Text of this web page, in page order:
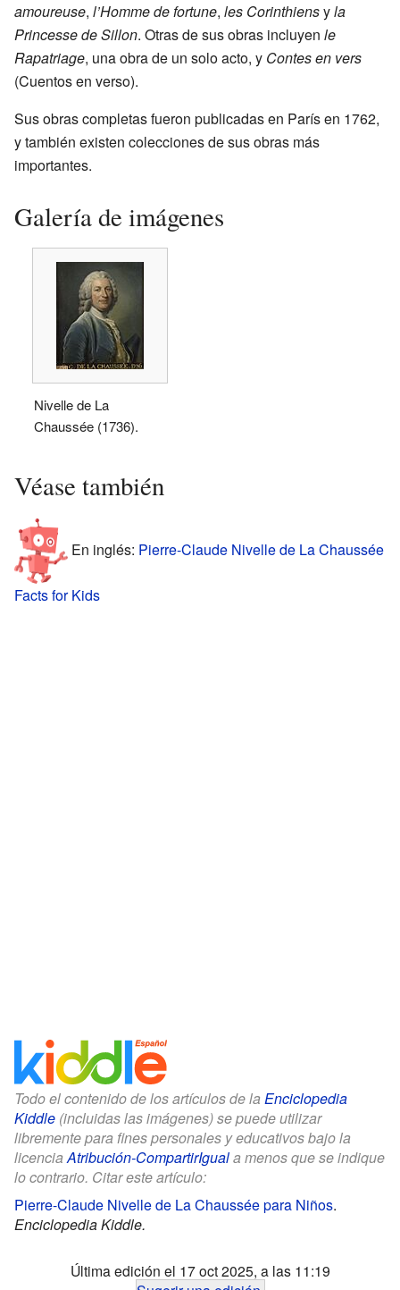
amoureuse, l’Homme de fortune, les Corinthiensyla
Princesse de Sillon. Otras de sus obras incluyen le
Rapatriage, una obra de un solo acto, y Contes en vers
(Cuentos en verso).
Sus obras completas fueron publicadas en París en 1762,
y también existen colecciones de sus obras más
importantes.
Galería de imágenes
Nivelle de La
Chaussée (1736).
Véase también
En inglés: Pierre-Claude Nivelle de La Chaussée
Facts for Kids
Todo el contenido de los artículos de la Enciclopedia
Kiddle (incluidas las imágenes) se puede utilizar
libremente para fines personales y educativos bajo la
licenciaAtribución-CompartirIguala menos que se indique
lo contrario. Citar este artículo:
Pierre-Claude Nivelle de La Chaussée para Niños.
Enciclopedia Kiddle.
Última edición el 17 oct 2025, a las 11:19